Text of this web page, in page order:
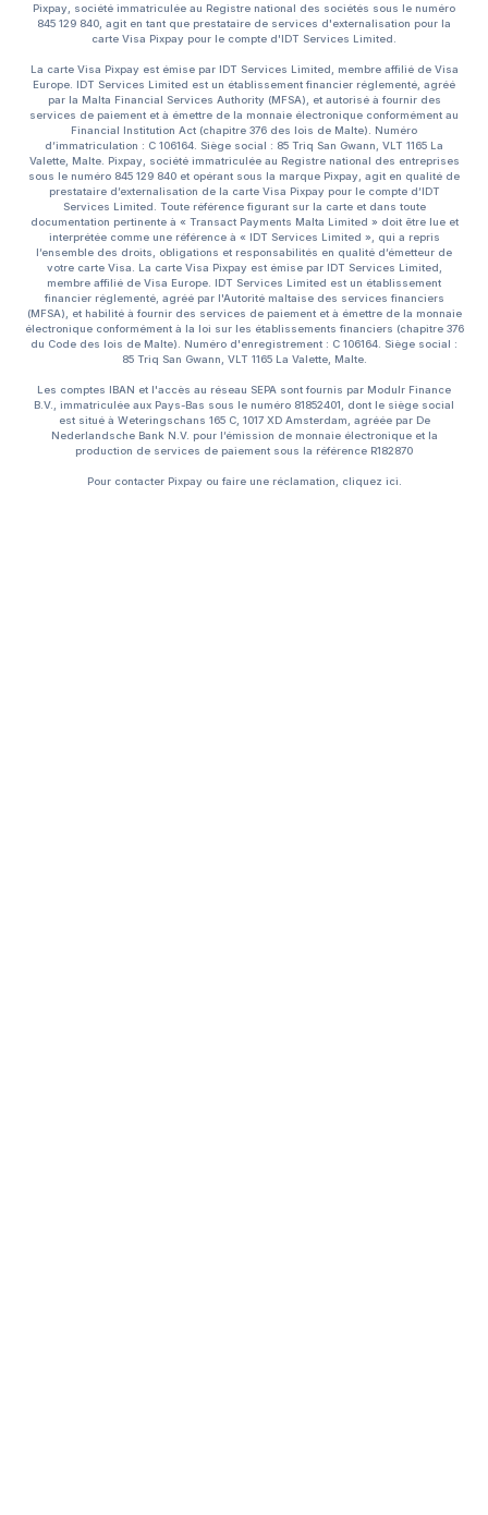
Pixpay, société immatriculée au Registre national des sociétés sous le numéro
845 129 840, agit en tant que prestataire de services d'externalisation pour la
carte Visa Pixpay pour le compte d'IDT Services Limited.
La carte Visa Pixpay est émise par IDT Services Limited, membre affilié de Visa
Europe. IDT Services Limited est un établissement financier réglementé, agréé
par la Malta Financial Services Authority (MFSA), et autorisé à fournir des
services de paiement et à émettre de la monnaie électronique conformément au
Financial Institution Act (chapitre 376 des lois de Malte). Numéro
d’immatriculation : C 106164. Siège social : 85 Triq San Gwann, VLT 1165 La
Valette, Malte. Pixpay, société immatriculée au Registre national des entreprises
sous le numéro 845 129 840 et opérant sous la marque Pixpay, agit en qualité de
prestataire d’externalisation de la carte Visa Pixpay pour le compte d’IDT
Services Limited. Toute référence figurant sur la carte et dans toute
documentation pertinente à « Transact Payments Malta Limited » doit être lue et
interprétée comme une référence à « IDT Services Limited », qui a repris
l’ensemble des droits, obligations et responsabilités en qualité d’émetteur de
votre carte Visa. La carte Visa Pixpay est émise par IDT Services Limited,
membre affilié de Visa Europe. IDT Services Limited est un établissement
financier réglementé, agréé par l'Autorité maltaise des services financiers
(MFSA), et habilité à fournir des services de paiement et à émettre de la monnaie
électronique conformément à la loi sur les établissements financiers (chapitre 376
du Code des lois de Malte). Numéro d'enregistrement : C 106164. Siège social :
85 Triq San Gwann, VLT 1165 La Valette, Malte.
Les comptes IBAN et l'accès au réseau SEPA sont fournis par Modulr Finance
B.V., immatriculée aux Pays-Bas sous le numéro 81852401, dont le siège social
est situé à Weteringschans 165 C, 1017 XD Amsterdam, agréée par De
Nederlandsche Bank N.V. pour l’émission de monnaie électronique et la
production de services de paiement sous la référence R182870
Pour contacter Pixpay ou faire une réclamation, cliquez ici.